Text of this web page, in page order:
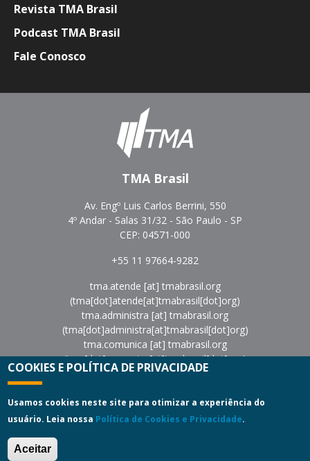
Revista TMA Brasil
Podcast TMA Brasil
Fale Conosco
TMA Brasil
Av. Engº Luis Carlos Berrini, 550
4º Andar - Salas 31/32 - São Paulo - SP
CEP: 04571-000
+55 11 97664-9282
tma.atende [at] tmabrasil.org
(tma[dot]atende[at]tmabrasil[dot]org)
tma.administra [at] tmabrasil.org
(tma[dot]administra[at]tmabrasil[dot]org)
tma.comunica [at] tmabrasil.org
(tma[dot]comunica[at]tmabrasil[dot]org)
eventos [at]tmabrasil.org(eventos[at]tmabrasil[dot]org)
Política de Privacidade|Termos de Uso
Copyright © 2022Turnaround Management Association do
COOKIES E POLÍTICA DE PRIVACIDADE
Usamos cookies neste site para otimizar a experiência do
usuário. Leia nossa Política de Cookies e Privacidade.
Aceitar